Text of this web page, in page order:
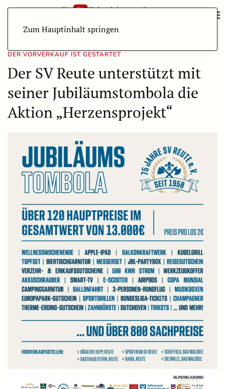
Zum Hauptinhalt springen
DER VORVERKAUF IST GESTARTET
Der SV Reute unterstützt mit
seiner Jubiläumstombola die
Aktion „Herzensprojekt“